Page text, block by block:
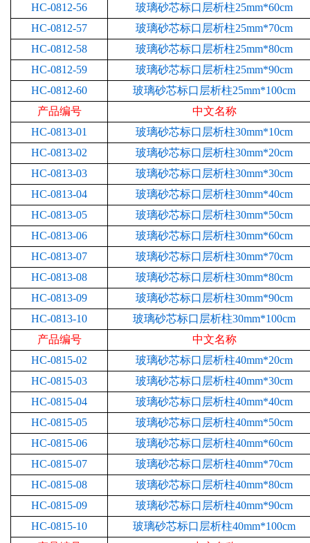
HC-0812-56
玻璃砂芯标口层析柱25mm*60cm
HC-0812-57
玻璃砂芯标口层析柱25mm*70cm
HC-0812-58
玻璃砂芯标口层析柱25mm*80cm
HC-0812-59
玻璃砂芯标口层析柱25mm*90cm
HC-0812-60
玻璃砂芯标口层析柱25mm*100cm
产品编号
中文名称
HC-0813-01
玻璃砂芯标口层析柱30mm*10cm
HC-0813-02
玻璃砂芯标口层析柱30mm*20cm
HC-0813-03
玻璃砂芯标口层析柱30mm*30cm
HC-0813-04
玻璃砂芯标口层析柱30mm*40cm
HC-0813-05
玻璃砂芯标口层析柱30mm*50cm
HC-0813-06
玻璃砂芯标口层析柱30mm*60cm
HC-0813-07
玻璃砂芯标口层析柱30mm*70cm
HC-0813-08
玻璃砂芯标口层析柱30mm*80cm
HC-0813-09
玻璃砂芯标口层析柱30mm*90cm
HC-0813-10
玻璃砂芯标口层析柱30mm*100cm
产品编号
中文名称
HC-0815-02
玻璃砂芯标口层析柱40mm*20cm
HC-0815-03
玻璃砂芯标口层析柱40mm*30cm
HC-0815-04
玻璃砂芯标口层析柱40mm*40cm
HC-0815-05
玻璃砂芯标口层析柱40mm*50cm
HC-0815-06
玻璃砂芯标口层析柱40mm*60cm
HC-0815-07
玻璃砂芯标口层析柱40mm*70cm
HC-0815-08
玻璃砂芯标口层析柱40mm*80cm
HC-0815-09
玻璃砂芯标口层析柱40mm*90cm
HC-0815-10
玻璃砂芯标口层析柱40mm*100cm